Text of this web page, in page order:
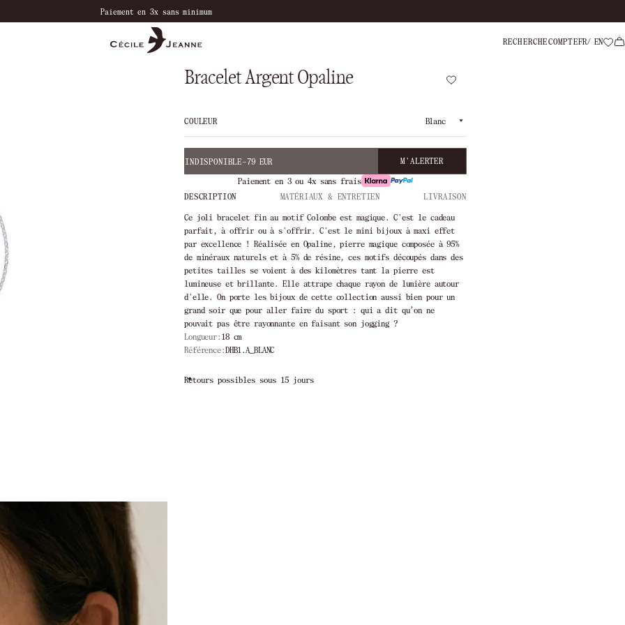
Bienvenue dans notre boutique
RECHERCHECOMPTEFR EN
Bracelet Argent Opaline
COULEUR Blanc
INDISPONIBLE–79 EUR M'ALERTER
Paiement en 3 ou 4x sans frais
DESCRIPTION
MATÉRIAUX & ENTRETIEN LIVRAISON
Ce joli bracelet fin au motif Colombe est magique. C'est le cadeau
parfait, à offrir ou à s'offrir. C'est le mini bijoux à maxi effet
par excellence ! Réalisée en Opaline, pierre magique composée à 95%
de minéraux naturels et à 5% de résine, ces motifs découpés dans des
petites tailles se voient à des kilomètres tant la pierre est
lumineuse et brillante. Elle attrape chaque rayon de lumière autour
d'elle. On porte les bijoux de cette collection aussi bien pour un
grand soir que pour aller faire du sport : qui a dit qu’on ne
pouvait pas être rayonnante en faisant son jogging ?
Longueur: 18 cm
Référence:DHB1.A_BLANC
Livraison offerte à partir de 200€